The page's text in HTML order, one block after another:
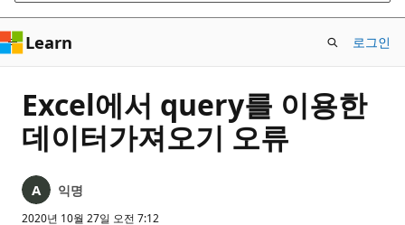
Learn 로그인
Excel에서 query를 이용한
데이터가져오기 오류
익명
2020년 10월 27일 오전 7:12